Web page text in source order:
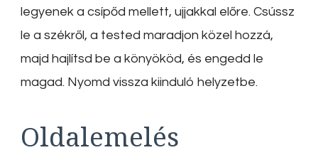
legyenek a csípőd mellett, ujjakkal előre. Csússz
le a székről, a tested maradjon közel hozzá,
majd hajlítsd be a könyököd, és engedd le
magad. Nyomd vissza kiinduló helyzetbe.
Oldalemelés